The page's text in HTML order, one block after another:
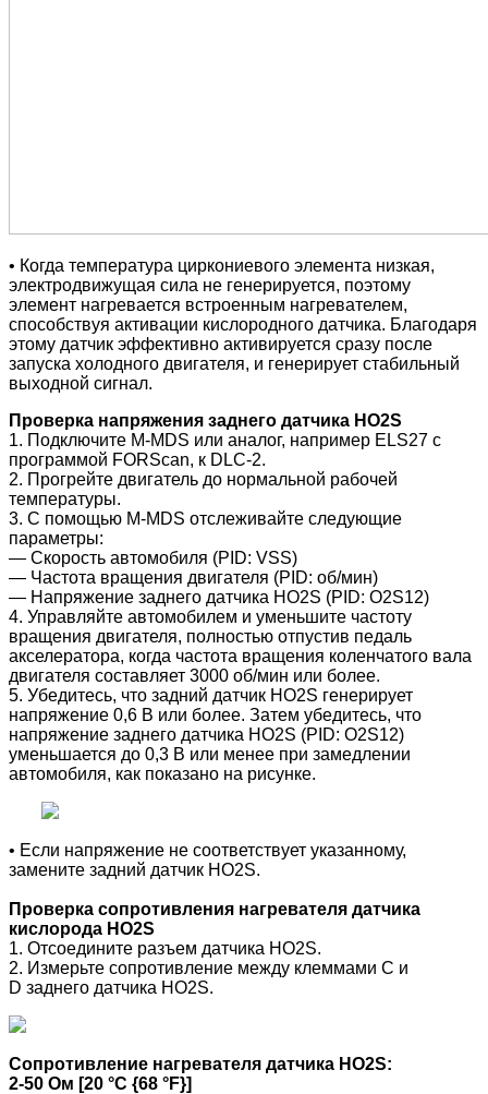
• Когда температура циркониевого элемента низкая,
электродвижущая сила не генерируется, поэтому
элемент нагревается встроенным нагревателем,
способствуя активации кислородного датчика. Благодаря
этому датчик эффективно активируется сразу после
запуска холодного двигателя, и генерирует стабильный
выходной сигнал.
Проверка напряжения заднего датчика HO2S
1. Подключите M-MDS или аналог, например ELS27 с
программой FORScan, к DLC-2.
2. Прогрейте двигатель до нормальной рабочей
температуры.
3. С помощью M-MDS отслеживайте следующие
параметры:
― Скорость автомобиля (PID: VSS)
― Частота вращения двигателя (PID: об/мин)
― Напряжение заднего датчика HO2S (PID: O2S12)
4. Управляйте автомобилем и уменьшите частоту
вращения двигателя, полностью отпустив педаль
акселератора, когда частота вращения коленчатого вала
двигателя составляет 3000 об/мин или более.
5. Убедитесь, что задний датчик HO2S генерирует
напряжение 0,6 В или более. Затем убедитесь, что
напряжение заднего датчика HO2S (PID: O2S12)
уменьшается до 0,3 В или менее при замедлении
автомобиля, как показано на рисунке.
• Если напряжение не соответствует указанному,
замените задний датчик HO2S.
Проверка сопротивления нагревателя датчика
кислорода HO2S
1. Отсоедините разъем датчика HO2S.
2. Измерьте сопротивление между клеммами C и
D заднего датчика HO2S.
Сопротивление нагревателя датчика HO2S:
2-50 Ом [20 °C {68 °F}]